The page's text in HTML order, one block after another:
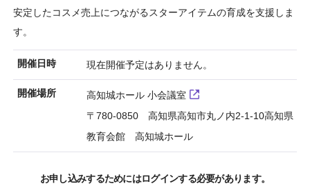
安定したコスメ売上につながるスターアイテムの育成を支援しま
す。
開催日時 現在開催予定はありません。
開催場所
高知城ホール 小会議室
〒780-0850 高知県高知市丸ノ内2-1-10高知県
教育会館 高知城ホール
お申し込みするためにはログインする必要があります。